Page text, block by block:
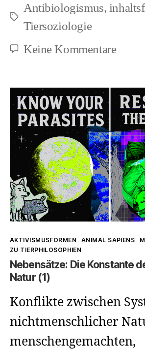
als
Illusion
Schlagwörter
Antibiologismus,
Tiersoziologie
Keine Kommentarezu
und
Punk
als
Kategorien
AKTIVISMUSFORMEN ANIMAL SAPIENS
ZU TIERPHILOSOPHIEN
Nebensätze: Die Konstante
Natur (1)
Konflikte zwischen
nichtmenschlicher
menschengemachten,